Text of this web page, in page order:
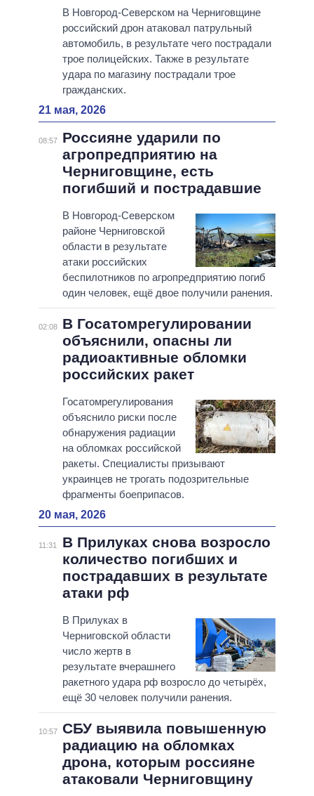
В Новгород-Северском на Черниговщине
российский дрон атаковал патрульный
автомобиль, в результате чего пострадали
трое полицейских. Также в результате
удара по магазину пострадали трое
гражданских.
21 мая, 2026
08:57
Россияне ударили по
агропредприятию на
Черниговщине, есть
погибший и пострадавшие
В Новгород-Северском
районе Черниговской
области в результате
атаки российских
беспилотников по агропредприятию погиб
один человек, ещё двое получили ранения.
02:08
В Госатомрегулировании
объяснили, опасны ли
радиоактивные обломки
российских ракет
Госатомрегулирования
объяснило риски после
обнаружения радиации
на обломках российской
ракеты. Специалисты призывают
украинцев не трогать подозрительные
фрагменты боеприпасов.
20 мая, 2026
11:31
В Прилуках снова возросло
количество погибших и
пострадавших в результате
атаки рф
В Прилуках в
Черниговской области
число жертв в
результате вчерашнего
ракетного удара рф возросло до четырёх,
ещё 30 человек получили ранения.
10:57 СБУ выявила повышенную
радиацию на обломках
дрона, которым россияне
атаковали Черниговщину